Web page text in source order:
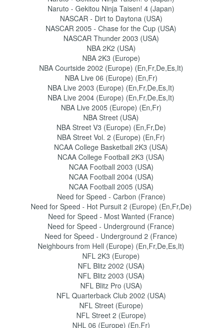
Naruto - Gekitou Ninja Taisen! 4 (Japan)
NASCAR - Dirt to Daytona (USA)
NASCAR 2005 - Chase for the Cup (USA)
NASCAR Thunder 2003 (USA)
NBA 2K2 (USA)
NBA 2K3 (Europe)
NBA Courtside 2002 (Europe) (En,Fr,De,Es,It)
NBA Live 06 (Europe) (En,Fr)
NBA Live 2003 (Europe) (En,Fr,De,Es,It)
NBA Live 2004 (Europe) (En,Fr,De,Es,It)
NBA Live 2005 (Europe) (En,Fr)
NBA Street (USA)
NBA Street V3 (Europe) (En,Fr,De)
NBA Street Vol. 2 (Europe) (En,Fr)
NCAA College Basketball 2K3 (USA)
NCAA College Football 2K3 (USA)
NCAA Football 2003 (USA)
NCAA Football 2004 (USA)
NCAA Football 2005 (USA)
Need for Speed - Carbon (France)
Need for Speed - Hot Pursuit 2 (Europe) (En,Fr,De)
Need for Speed - Most Wanted (France)
Need for Speed - Underground (France)
Need for Speed - Underground 2 (France)
Neighbours from Hell (Europe) (En,Fr,De,Es,It)
NFL 2K3 (Europe)
NFL Blitz 2002 (USA)
NFL Blitz 2003 (USA)
NFL Blitz Pro (USA)
NFL Quarterback Club 2002 (USA)
NFL Street (Europe)
NFL Street 2 (Europe)
NHL 06 (Europe) (En,Fr)